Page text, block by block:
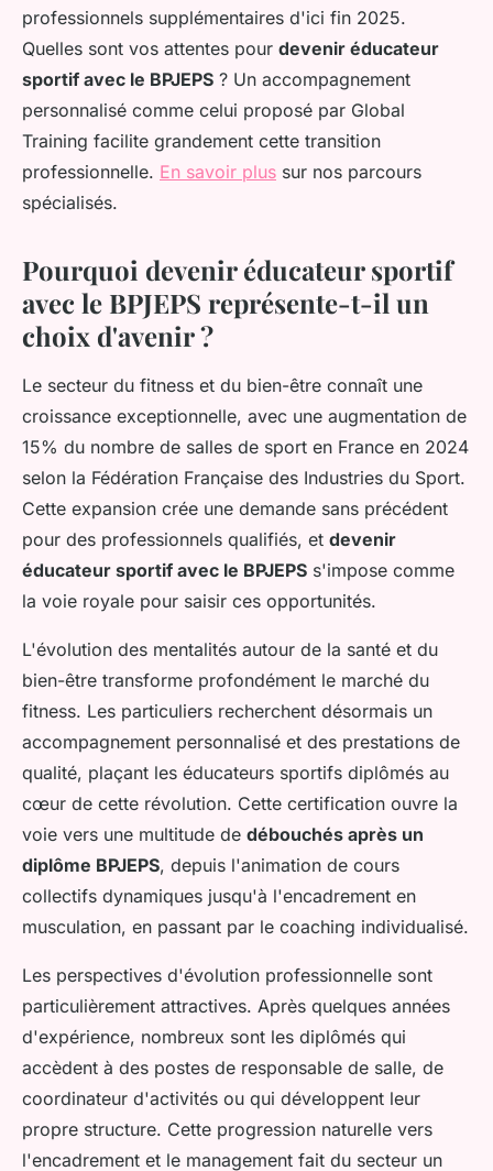
professionnels supplémentaires d'ici fin 2025.
Quelles sont vos attentes pour devenir éducateur
sportif avec le BPJEPS ? Un accompagnement
personnalisé comme celui proposé par Global
Training facilite grandement cette transition
professionnelle. En savoir plus sur nos parcours
spécialisés.
Pourquoi devenir éducateur sportif
avec le BPJEPS représente-t-il un
choix d'avenir ?
Le secteur du fitness et du bien-être connaît une
croissance exceptionnelle, avec une augmentation de
15% du nombre de salles de sport en France en 2024
selon la Fédération Française des Industries du Sport.
Cette expansion crée une demande sans précédent
pour des professionnels qualifiés, et devenir
éducateur sportif avec le BPJEPS s'impose comme
la voie royale pour saisir ces opportunités.
L'évolution des mentalités autour de la santé et du
bien-être transforme profondément le marché du
fitness. Les particuliers recherchent désormais un
accompagnement personnalisé et des prestations de
qualité, plaçant les éducateurs sportifs diplômés au
cœur de cette révolution. Cette certification ouvre la
voie vers une multitude de débouchés après un
diplôme BPJEPS, depuis l'animation de cours
collectifs dynamiques jusqu'à l'encadrement en
musculation, en passant par le coaching individualisé.
Les perspectives d'évolution professionnelle sont
particulièrement attractives. Après quelques années
d'expérience, nombreux sont les diplômés qui
accèdent à des postes de responsable de salle, de
coordinateur d'activités ou qui développent leur
propre structure. Cette progression naturelle vers
l'encadrement et le management fait du secteur un